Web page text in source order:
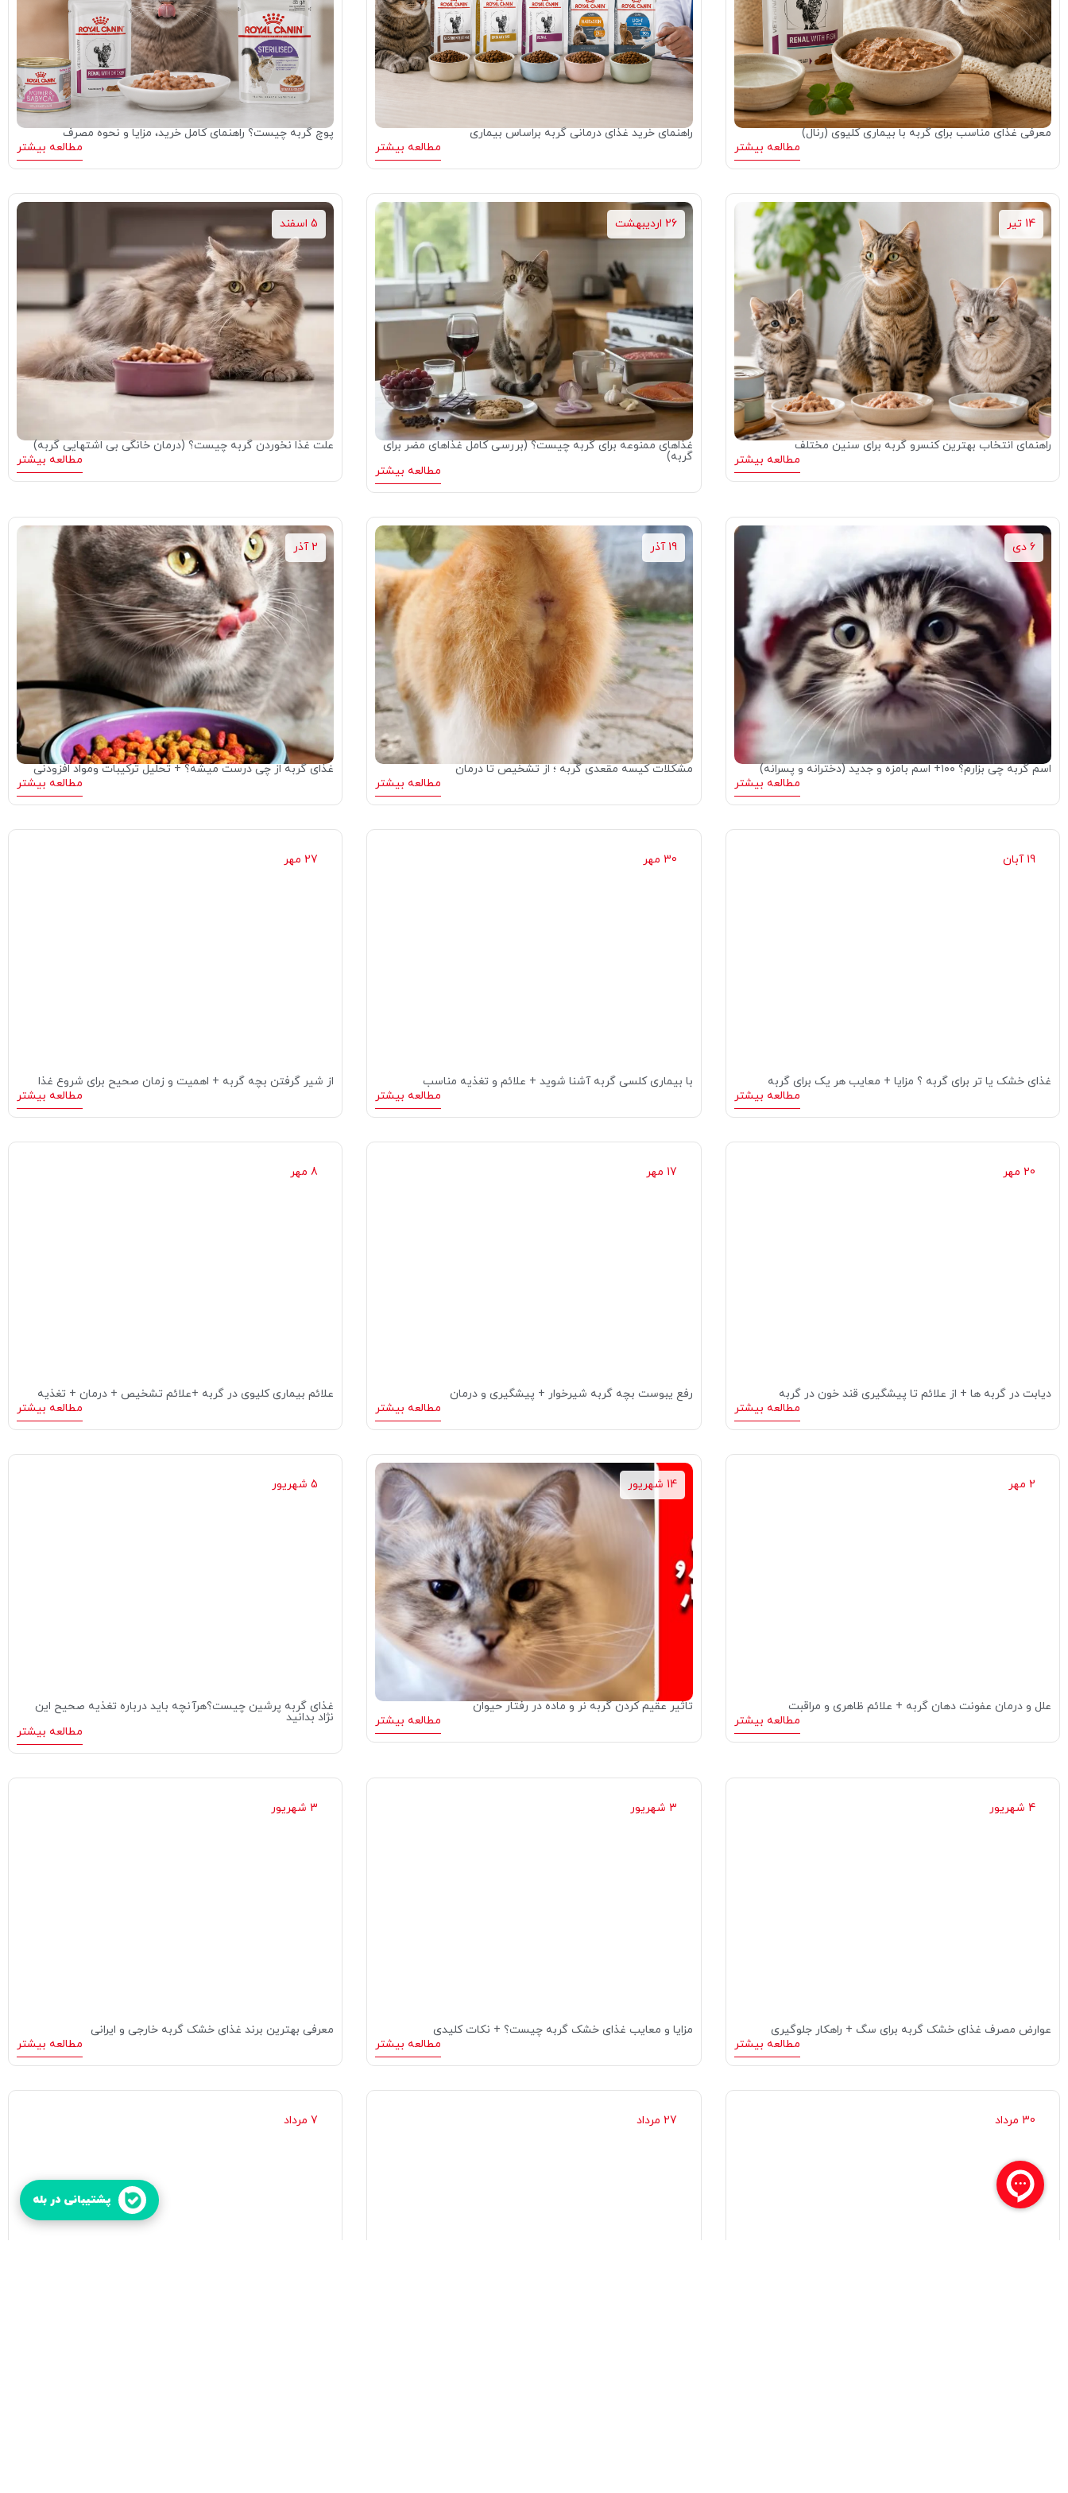
معرفی غذای مناسب برای گربه با بیماری کلیوی (رنال)
مطالعه بیشتر
راهنمای خرید غذای درمانی گربه براساس بیماری
مطالعه بیشتر
پوچ گربه چیست؟ راهنمای کامل خرید، مزایا و نحوه مصرف
مطالعه بیشتر
14 تیر
راهنمای انتخاب بهترین کنسرو گربه‌ برای سنین مختلف
مطالعه بیشتر
26 اردیبهشت
غذاهای ممنوعه برای گربه چیست؟ (بررسی کامل غذاهای مضر برای
گربه)
مطالعه بیشتر
5 اسفند
علت غذا نخوردن گربه چیست؟ (درمان خانگی بی اشتهایی گربه)
مطالعه بیشتر
6 دی
اسم گربه چی بزارم؟ ۱۰۰+ اسم بامزه و جدید (دخترانه و پسرانه)
مطالعه بیشتر
19 آذر
مشکلات کیسه مقعدی گربه ؛ از تشخیص تا درمان
مطالعه بیشتر
2 آذر
غذای گربه از چی درست میشه؟ + تحلیل ترکیبات ومواد افزودنی
مطالعه بیشتر
19 آبان
غذای خشک یا تر برای گربه ؟ مزایا + معایب هر یک برای گربه
مطالعه بیشتر
30 مهر
با بیماری کلسی گربه آشنا شوید + علائم و تغذیه مناسب
مطالعه بیشتر
27 مهر
از شیر گرفتن بچه گربه + اهمیت و زمان صحیح برای شروع غذا
مطالعه بیشتر
20 مهر
دیابت در گربه ها + از علائم تا پیشگیری قند خون در گربه
مطالعه بیشتر
17 مهر
رفع یبوست بچه گربه شیرخوار + پیشگیری و درمان
مطالعه بیشتر
8 مهر
علائم بیماری کلیوی در گربه +علائم تشخیص + درمان + تغذیه
مطالعه بیشتر
2 مهر
علل و درمان عفونت دهان گربه + علائم ظاهری و مراقبت
مطالعه بیشتر
14 شهریور
تاثیر عقیم کردن گربه نر و ماده در رفتار حیوان
مطالعه بیشتر
5 شهریور
غذای گربه پرشین چیست؟هرآنچه باید درباره تغذیه صحیح این
نژاد بدانید
مطالعه بیشتر
4 شهریور
عوارض مصرف غذای خشک گربه برای سگ + راهکار جلوگیری
مطالعه بیشتر
3 شهریور
مزایا و معایب غذای خشک گربه چیست؟ + نکات کلیدی
مطالعه بیشتر
3 شهریور
معرفی بهترین برند غذای خشک گربه خارجی و ایرانی
مطالعه بیشتر
30 مرداد 27 مرداد 7 مرداد
پشتیبانی در بله